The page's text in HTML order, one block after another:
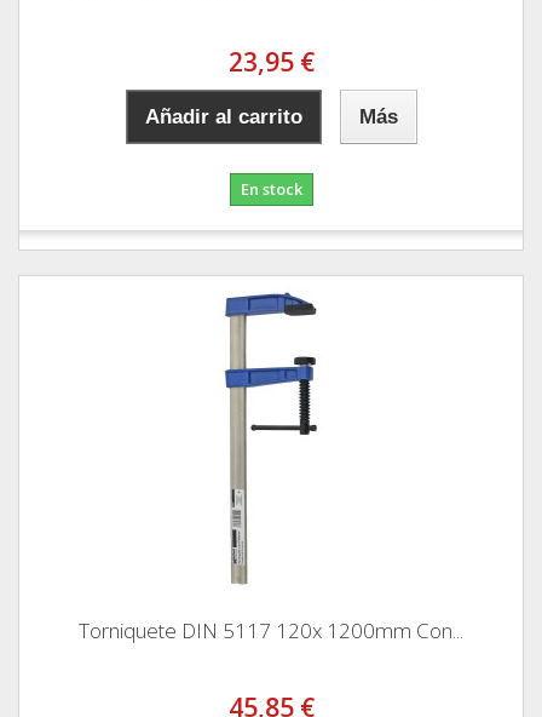
23,95 €
Añadir al carrito Más
En stock
Torniquete DIN 5117 120x 1200mm Con...
45,85 €